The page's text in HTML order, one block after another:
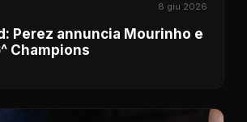
8 giu 2026
Perez annuncia Mourinho e
Champions